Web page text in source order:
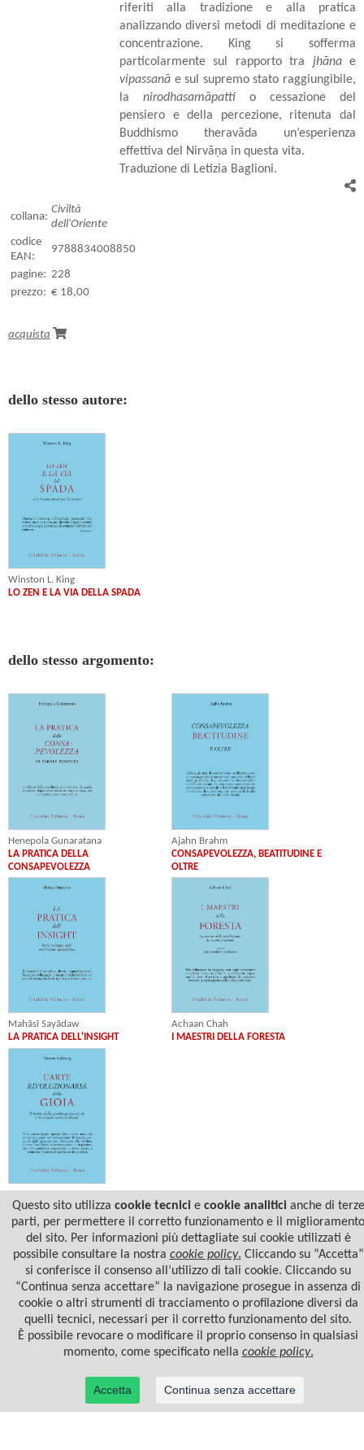
riferiti alla tradizione e alla pratica
analizzando diversi metodi di meditazione e
concentrazione. King si sofferma
particolarmente sul rapporto tra jhānae
vipassanāe sul supremo stato raggiungibile,
la nirodhasamāpattio cessazione del
pensiero e della percezione, ritenuta dal
Buddhismo theravāda un’esperienza
effettiva del Nirvāṇa in questa vita.
Traduzione di Letizia Baglioni.
collana:
Civiltà
dell'Oriente
codice
EAN:
9788834008850
pagine: 228
prezzo: € 18,00
acquista
dello stesso autore:
Winston L. King
LO ZEN E LA VIA DELLA SPADA
dello stesso argomento:
Henepola Gunaratana
LA PRATICA DELLA
CONSAPEVOLEZZA
Ajahn Brahm
CONSAPEVOLEZZA, BEATITUDINE E
OLTRE
Mahāsī Sayādaw
LA PRATICA DELL'INSIGHT
Achaan Chah
I MAESTRI DELLA FORESTA
L'ARTE RIVOLUZIONARIA DELLA
GIOIA
© 2022 Casa Editrice Astrolabio - Ubaldini Editore S.r.l. - P.IVA 10323461003 |Informativa
Questo sito utilizza cookie tecnicie cookie analiticianche di terze
parti, per permettere il corretto funzionamento e il miglioramento
del sito. Per informazioni più dettagliate sui cookie utilizzati è
possibile consultare la nostra cookie policy. Cliccando su “Accetta”
si conferisce il consenso all’utilizzo di tali cookie. Cliccando su
“Continua senza accettare” la navigazione prosegue in assenza di
cookie o altri strumenti di tracciamento o profilazione diversi da
quelli tecnici, necessari per il corretto funzionamento del sito.
È possibile revocare o modificare il proprio consenso in qualsiasi
momento, come specificato nella cookie policy.
Accetta Continua senza accettare